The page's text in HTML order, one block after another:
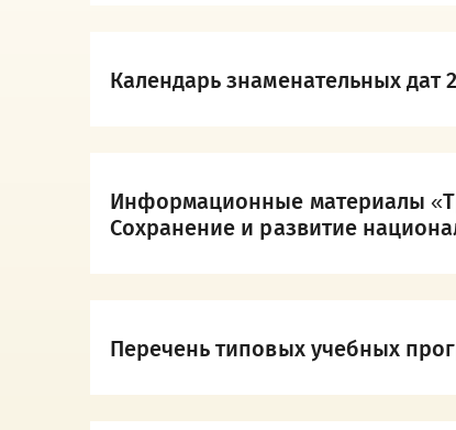
Календарь знаменательных дат
Информационные материалы
Сохранение и развитие
Перечень типовых учебных